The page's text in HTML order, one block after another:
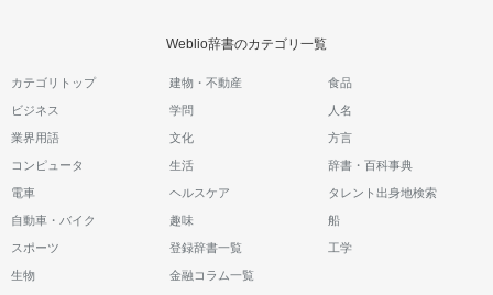
Weblio辞書のカテゴリ一覧
カテゴリトップ 建物・不動産 食品
ビジネス 学問 人名
業界用語 文化 方言
コンピュータ 生活 辞書・百科事典
電車 ヘルスケア タレント出身地検索
自動車・バイク 趣味 船
スポーツ 登録辞書一覧 工学
生物 金融コラム一覧